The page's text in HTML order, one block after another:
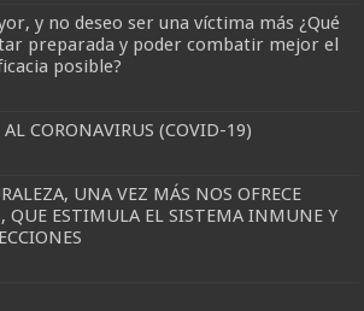
y no deseo ser una víctima más ¿Qué
preparada y poder combatir mejor el
posible?
CORONAVIRUS (COVID-19)
UNA VEZ MÁS NOS OFRECE
QUE ESTIMULA EL SISTEMA INMUNE Y